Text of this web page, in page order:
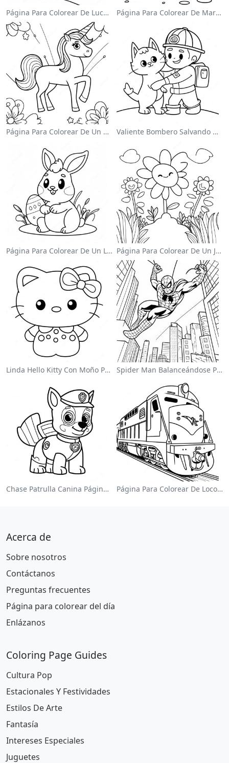
Página Para Colorear De Luchador De Wwe Saltando Sobre Oponente Página Para Colorear De Mario Saltando Sobre Goombas
Página Para Colorear De Un Unicornio Mágico En Un Arcoíris Valiente Bombero Salvando Un Gato Para Colorear
Página Para Colorear De Un Lindo Conejo De Pascua Página Para Colorear De Un Jardín De Flores Coloridas
Linda Hello Kitty Con Moño Para Colorear Spider Man Balanceándose Por La Ciudad Para Colorear
Chase Patrulla Canina Página Para Colorear Página Para Colorear De Locomotora Colorida
Acerca de
Sobre nosotros
Contáctanos
Preguntas frecuentes
Página para colorear del día
Enlázanos
Coloring Page Guides
Cultura Pop
Estacionales Y Festividades
Estilos De Arte
Fantasía
Intereses Especiales
Juguetes